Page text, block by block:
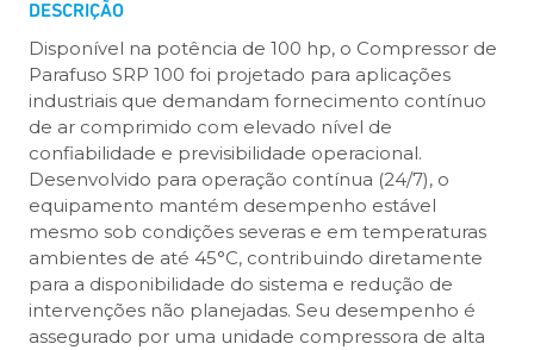
DESCRIÇÃO
Disponível na potência de 100 hp, o Compressor de
Parafuso SRP 100 foi projetado para aplicações
industriais que demandam fornecimento contínuo
de ar comprimido com elevado nível de
confiabilidade e previsibilidade operacional.
Desenvolvido para operação contínua (24/7), o
equipamento mantém desempenho estável
mesmo sob condições severas e em temperaturas
ambientes de até 45°C, contribuindo diretamente
para a disponibilidade do sistema e redução de
intervenções não planejadas. Seu desempenho é
assegurado por uma unidade compressora de alta